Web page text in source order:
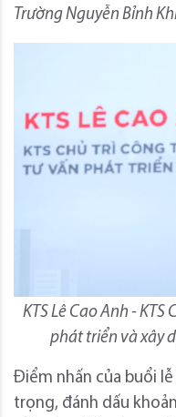
Trường Nguyễn Bỉnh
KTS Lê Cao Anh -
phát triển và xây
Điểm nhấn của buổi
trọng, đánh dấu